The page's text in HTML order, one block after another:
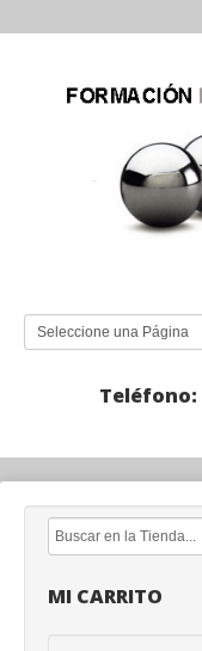
Teléfono:
MI CARRITO